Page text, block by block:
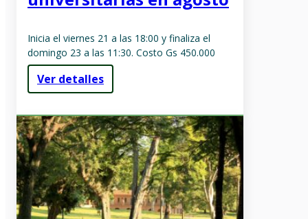
Inicia el viernes 21 a las 18:00 y finaliza el
domingo 23 a las 11:30. Costo Gs 450.000
Ver detalles